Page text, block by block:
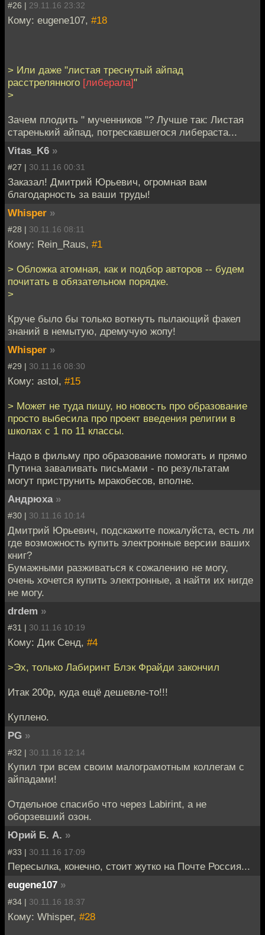
#26 | 29.11.16 23:32
Кому: eugene107, #18
> Или даже "листая треснутый айпад
расстрелянного [либерала]"
>
Зачем плодить " мученников "? Лучше так: Листая
старенький айпад, потрескавшегося либераста...
Vitas_K6 »
#27 | 30.11.16 00:31
Заказал! Дмитрий Юрьевич, огромная вам
благодарность за ваши труды!
Whisper »
#28 | 30.11.16 08:11
Кому: Rein_Raus, #1
> Обложка атомная, как и подбор авторов -- будем
почитать в обязательном порядке.
>
Круче было бы только воткнуть пылающий факел
знаний в немытую, дремучую жопу!
Whisper »
#29 | 30.11.16 08:30
Кому: astol, #15
> Может не туда пишу, но новость про образование
просто выбесила про проект введения религии в
школах с 1 по 11 классы.
Надо в фильму про образование помогать и прямо
Путина заваливать письмами - по результатам
могут приструнить мракобесов, вполне.
Андрюха »
#30 | 30.11.16 10:14
Дмитрий Юрьевич, подскажите пожалуйста, есть ли
где возможность купить электронные версии ваших
книг?
Бумажными разживаться к сожалению не могу,
очень хочется купить электронные, а найти их нигде
не могу.
drdem »
#31 | 30.11.16 10:19
Кому: Дик Сенд, #4
>Эх, только Лабиринт Блэк Фрайди закончил
Итак 200р, куда ещё дешевле-то!!!
Куплено.
PG »
#32 | 30.11.16 12:14
Купил три всем своим малограмотным коллегам с
айпадами!
Отдельное спасибо что через Labirint, а не
оборзевший озон.
Юрий Б. А. »
#33 | 30.11.16 17:09
Пересылка, конечно, стоит жутко на Почте Россия...
eugene107 »
#34 | 30.11.16 18:37
Кому: Whisper, #28